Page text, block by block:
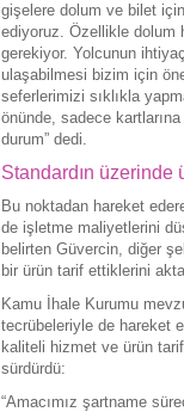
gişelere dolum ve bilet
ediyoruz. Özellikle dolum
gerekiyor. Yolcunun
ulaşabilmesi bizim için
seferlerimizi sıklıkla
önünde, sadece
durum” dedi.
Standardın üzerinde
Bu noktadan hareket
de işletme maliyetlerini
belirten Güvercin, diğer
bir ürün tarif ettiklerini
Kamu İhale Kurumu
tecrübeleriyle de hareket
kaliteli hizmet ve ürün
sürdürdü:
“Amacımız şartname